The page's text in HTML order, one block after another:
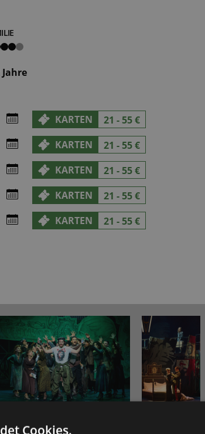
KARTEN
21 - 55 €
KARTEN
21 - 55 €
KARTEN
21 - 55 €
KARTEN
21 - 55 €
KARTEN
21 - 55 €
Cookies.